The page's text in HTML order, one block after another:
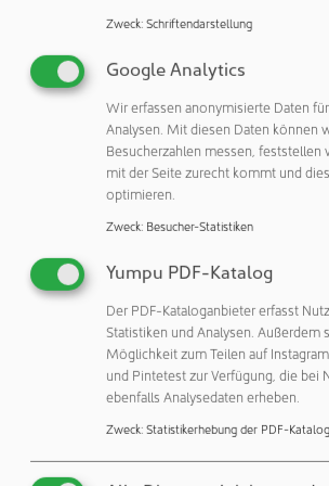
die Temperaturwerte von
eingehalten wurden, ob die für eine
nötige Temperatur erreicht wurde, ob
zu warm gelagert wurde und vieles
Auswahl der Messstreifen und -punkte
Bandbreite von Anwendungen abdeckt,
Anwender bei seiner Suche auch einen
konsultieren. „Auf diese Weise ist
Auswahl richtig getroffen wird und ein
Aufgabe optimal erfüllt“, sagt Claudia
Auf Wachstum gepolt
Neben dem großen Messmittel-
Kager-Medical-Line eine Reihe
Zubehörprodukte für den Einsatz in
Reinräumen. Hier findet der Anwender
ähnlichem, Rutsch-Stopp-Folien zur
Zweck: Schriftendarstellung
Google Analytics
Wir erfassen anonymisierte Daten
Analysen. Mit diesen Daten können
Besucherzahlen messen, feststellen
mit der Seite zurecht kommt und
optimieren.
Zweck: Besucher-Statistiken
Yumpu PDF-Katalog
Der PDF-Kataloganbieter erfasst
Statistiken und Analysen. Außerdem
Möglichkeit zum Teilen auf
und Pintetest zur Verfügung, die bei
ebenfalls Analysedaten erheben.
Zweck: Statistikerhebung der PDF-